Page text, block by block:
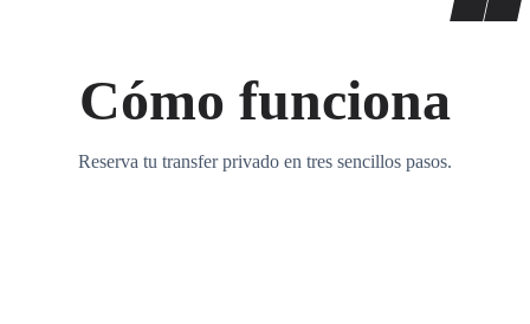
Cómo funciona
Reserva tu transfer privado en tres sencillos pasos.